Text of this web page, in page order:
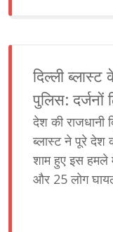
दिल्ली
पुलिस: दर्जनों
50 से ज्यादा
देश की राजधानी
ब्लास्ट ने पूरे देश
शाम हुए इस हमले
और 25 लोग
जम्मू-कश्मीर